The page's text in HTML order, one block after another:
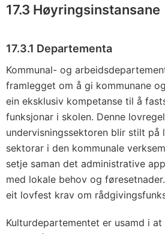
17.3 Høyringsinstansane
17.3.1 Departementa
Kommunal- og
framlegget om å gi kommunane
ein eksklusiv kompetanse til å
funksjonar i skolen. Denne
undervisningssektoren blir stilt på
sektorar i den kommunale
setje saman det administrative
med lokale behov og
eit lovfest krav om
Kulturdepartementet er usamd i